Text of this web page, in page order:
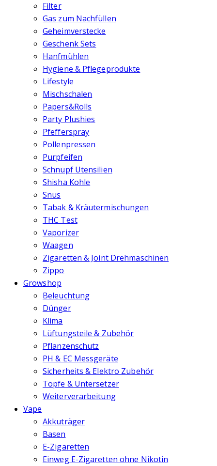
Filter
Gas zum Nachfüllen
Geheimverstecke
Geschenk Sets
Hanfmühlen
Hygiene & Pflegeprodukte
Lifestyle
Mischschalen
Papers&Rolls
Party Plushies
Pfefferspray
Pollenpressen
Purpfeifen
Schnupf Utensilien
Shisha Kohle
Snus
Tabak & Kräutermischungen
THC Test
Vaporizer
Waagen
Zigaretten & Joint Drehmaschinen
Zippo
Growshop
Beleuchtung
Dünger
Klima
Lüftungsteile & Zubehör
Pflanzenschutz
PH & EC Messgeräte
Sicherheits & Elektro Zubehör
Töpfe & Untersetzer
Weiterverarbeitung
Vape
Akkuträger
Basen
E-Zigaretten
Einweg E-Zigaretten ohne Nikotin